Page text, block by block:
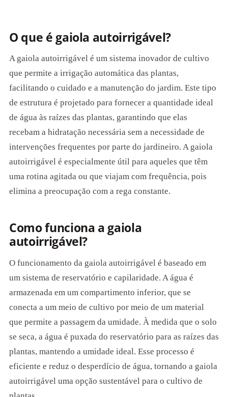
O que é gaiola autoirrigável?
A gaiola autoirrigável é um sistema inovador de cultivo
que permite a irrigação automática das plantas,
facilitando o cuidado e a manutenção do jardim. Este tipo
de estrutura é projetado para fornecer a quantidade ideal
de água às raízes das plantas, garantindo que elas
recebam a hidratação necessária sem a necessidade de
intervenções frequentes por parte do jardineiro. A gaiola
autoirrigável é especialmente útil para aqueles que têm
uma rotina agitada ou que viajam com frequência, pois
elimina a preocupação com a rega constante.
Como funciona a gaiola
autoirrigável?
O funcionamento da gaiola autoirrigável é baseado em
um sistema de reservatório e capilaridade. A água é
armazenada em um compartimento inferior, que se
conecta a um meio de cultivo por meio de um material
que permite a passagem da umidade. À medida que o solo
se seca, a água é puxada do reservatório para as raízes das
plantas, mantendo a umidade ideal. Esse processo é
eficiente e reduz o desperdício de água, tornando a gaiola
autoirrigável uma opção sustentável para o cultivo de